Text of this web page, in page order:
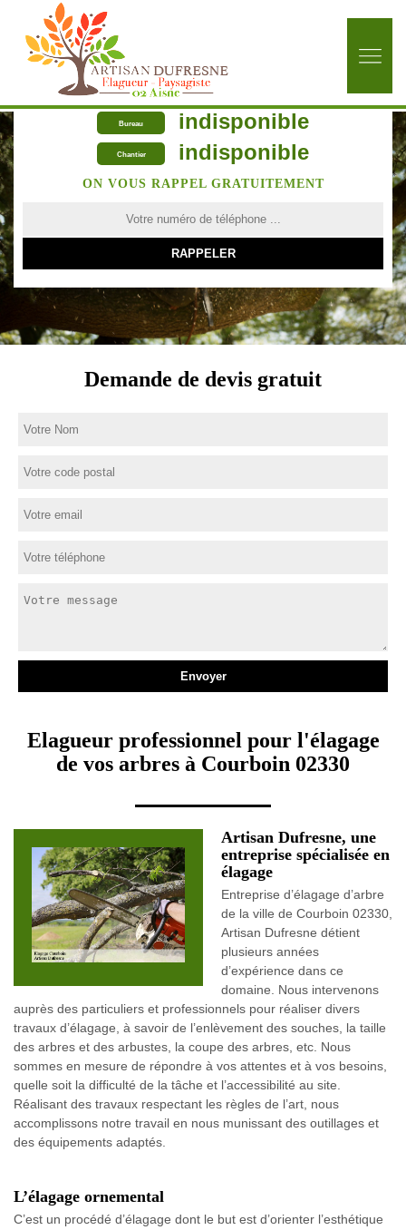
Bureau indisponible
Chantier indisponible
ON VOUS RAPPEL GRATUITEMENT
Demande de devis gratuit
Elagueur professionnel pour l'élagage
de vos arbres à Courboin 02330
Artisan Dufresne, une
entreprise spécialisée en
élagage
Entreprise d’élagage d’arbre
de la ville de Courboin 02330,
Artisan Dufresne détient
plusieurs années
d’expérience dans ce
domaine. Nous intervenons
auprès des particuliers et professionnels pour réaliser divers
travaux d’élagage, à savoir de l’enlèvement des souches, la taille
des arbres et des arbustes, la coupe des arbres, etc. Nous
sommes en mesure de répondre à vos attentes et à vos besoins,
quelle soit la difficulté de la tâche et l’accessibilité au site.
Réalisant des travaux respectant les règles de l’art, nous
accomplissons notre travail en nous munissant des outillages et
des équipements adaptés.
L’élagage ornemental
C’est un procédé d’élagage dont le but est d’orienter l’esthétique